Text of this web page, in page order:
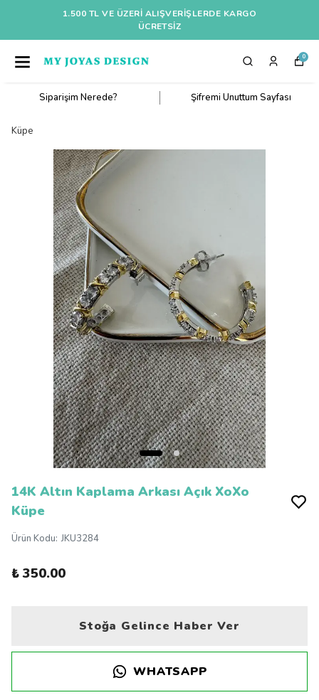
1.500 TL VE ÜZERI ALIŞVERIŞLERDE KARGO
ÜCRETSİZ
0
Siparişim Nerede? Şifremi Unuttum Sayfası
Küpe
14K Altın Kaplama Arkası Açık XoXo
Küpe
Ürün Kodu: JKU3284
₺ 350.00
Stoğa Gelince Haber Ver
WHATSAPP